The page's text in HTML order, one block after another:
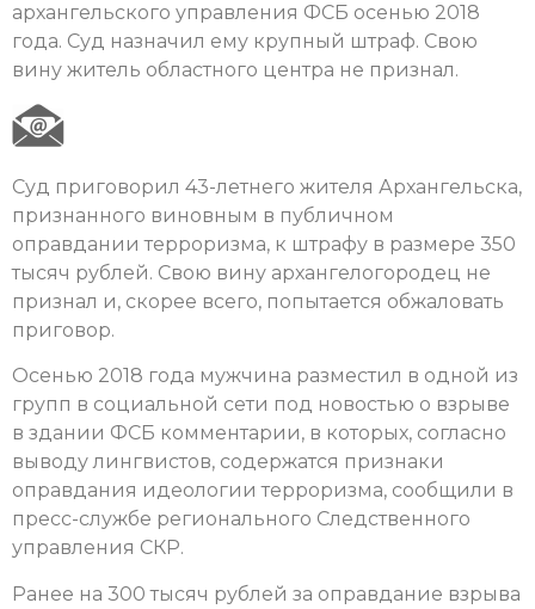
архангельского управления ФСБ осенью 2018
года. Суд назначил ему крупный штраф. Свою
вину житель областного центра не признал.
Суд приговорил 43-летнего жителя Архангельска,
признанного виновным в публичном
оправдании терроризма, к штрафу в размере 350
тысяч рублей. Свою вину архангелогородец не
признал и, скорее всего, попытается обжаловать
приговор.
Осенью 2018 года мужчина разместил в одной из
групп в социальной сети под новостью о взрыве
в здании ФСБ комментарии, в которых, согласно
выводу лингвистов, содержатся признаки
оправдания идеологии терроризма, сообщили в
пресс-службе регионального Следственного
управления СКР.
Ранее на 300 тысяч рублей за оправдание взрыва